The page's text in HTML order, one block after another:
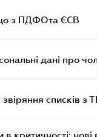
що з ПДФОта ЄСВ
дані про
списків з
критичності: